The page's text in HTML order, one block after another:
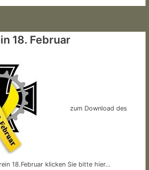
18. Februar
zum Download des
18.Februar klicken Sie bitte hier…